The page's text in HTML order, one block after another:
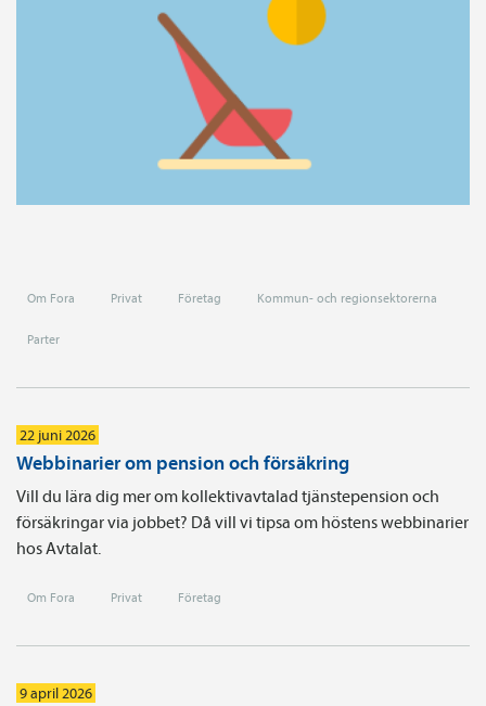
Om Fora Privat Företag Kommun- och regionsektorerna
Parter
22 juni 2026
Webbinarier om pension och försäkring
Vill du lära dig mer om kollektivavtalad tjänstepension och
försäkringar via jobbet? Då vill vi tipsa om höstens webbinarier
hos Avtalat.
Om Fora Privat Företag
9 april 2026